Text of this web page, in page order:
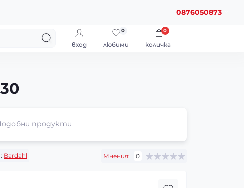
0876050873
вход любими
0
количка
0
продукти
Bardahl Мнения: 0